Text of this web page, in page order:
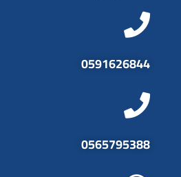
0591626844
0565795388